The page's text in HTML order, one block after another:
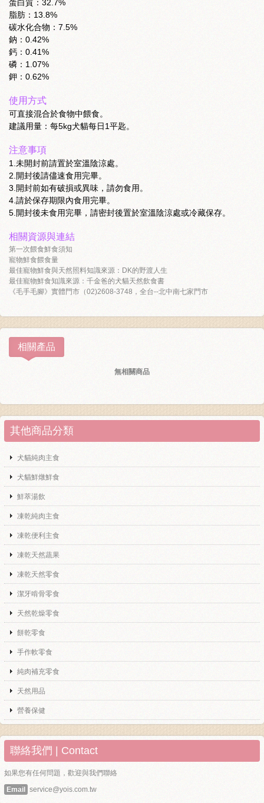
蛋白質：32.7%
脂肪：13.8%
碳水化合物：7.5%
鈉：0.42%
鈣：0.41%
磷：1.07%
鉀：0.62%
使用方式
可直接混合於食物中餵食。
建議用量：每5kg犬貓每日1平匙。
注意事項
1.未開封前請置於室溫陰涼處。
2.開封後請儘速食用完畢。
3.開封前如有破損或異味，請勿食用。
4.請於保存期限內食用完畢。
5.開封後未食用完畢，請密封後置於室溫陰涼處或冷藏保存。
相關資源與連結
第一次餵食鮮食須知
寵物鮮食餵食量
最佳寵物鮮食與天然照料知識來源：DK的野渡人生
最佳寵物鮮食知識來源：千金爸的犬貓天然飲食書
《毛手毛腳》實體門市（02)2608-3748，全台--北中南七家門市
相關產品
無相關商品
其他商品分類
犬貓純肉主食
犬貓鮮燉鮮食
鮮萃湯飲
凍乾純肉主食
凍乾便利主食
凍乾天然蔬果
凍乾天然零食
潔牙啃骨零食
天然乾燥零食
餅乾零食
手作軟零食
純肉補充零食
天然用品
營養保健
聯絡我們 | Contact
如果您有任何問題，歡迎與我們聯絡
Email
service@yois.com.tw